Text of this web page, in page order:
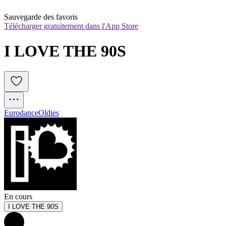
Sauvegarde des favoris
Télécharger gratuitement dans l'App Store
I LOVE THE 90S
EurodanceOldies
En cours
I LOVE THE 90S